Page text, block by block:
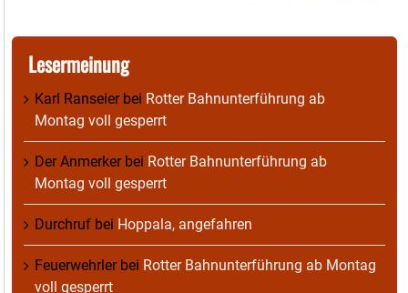
Lesermeinung
Karl Ranseierbei Rotter Bahnunterführung ab
Montag voll gesperrt
Der Anmerkerbei Rotter Bahnunterführung ab
Montag voll gesperrt
Durchruf bei Hoppala, angefahren
Feuerwehrlerbei Rotter Bahnunterführung ab Montag
voll gesperrt